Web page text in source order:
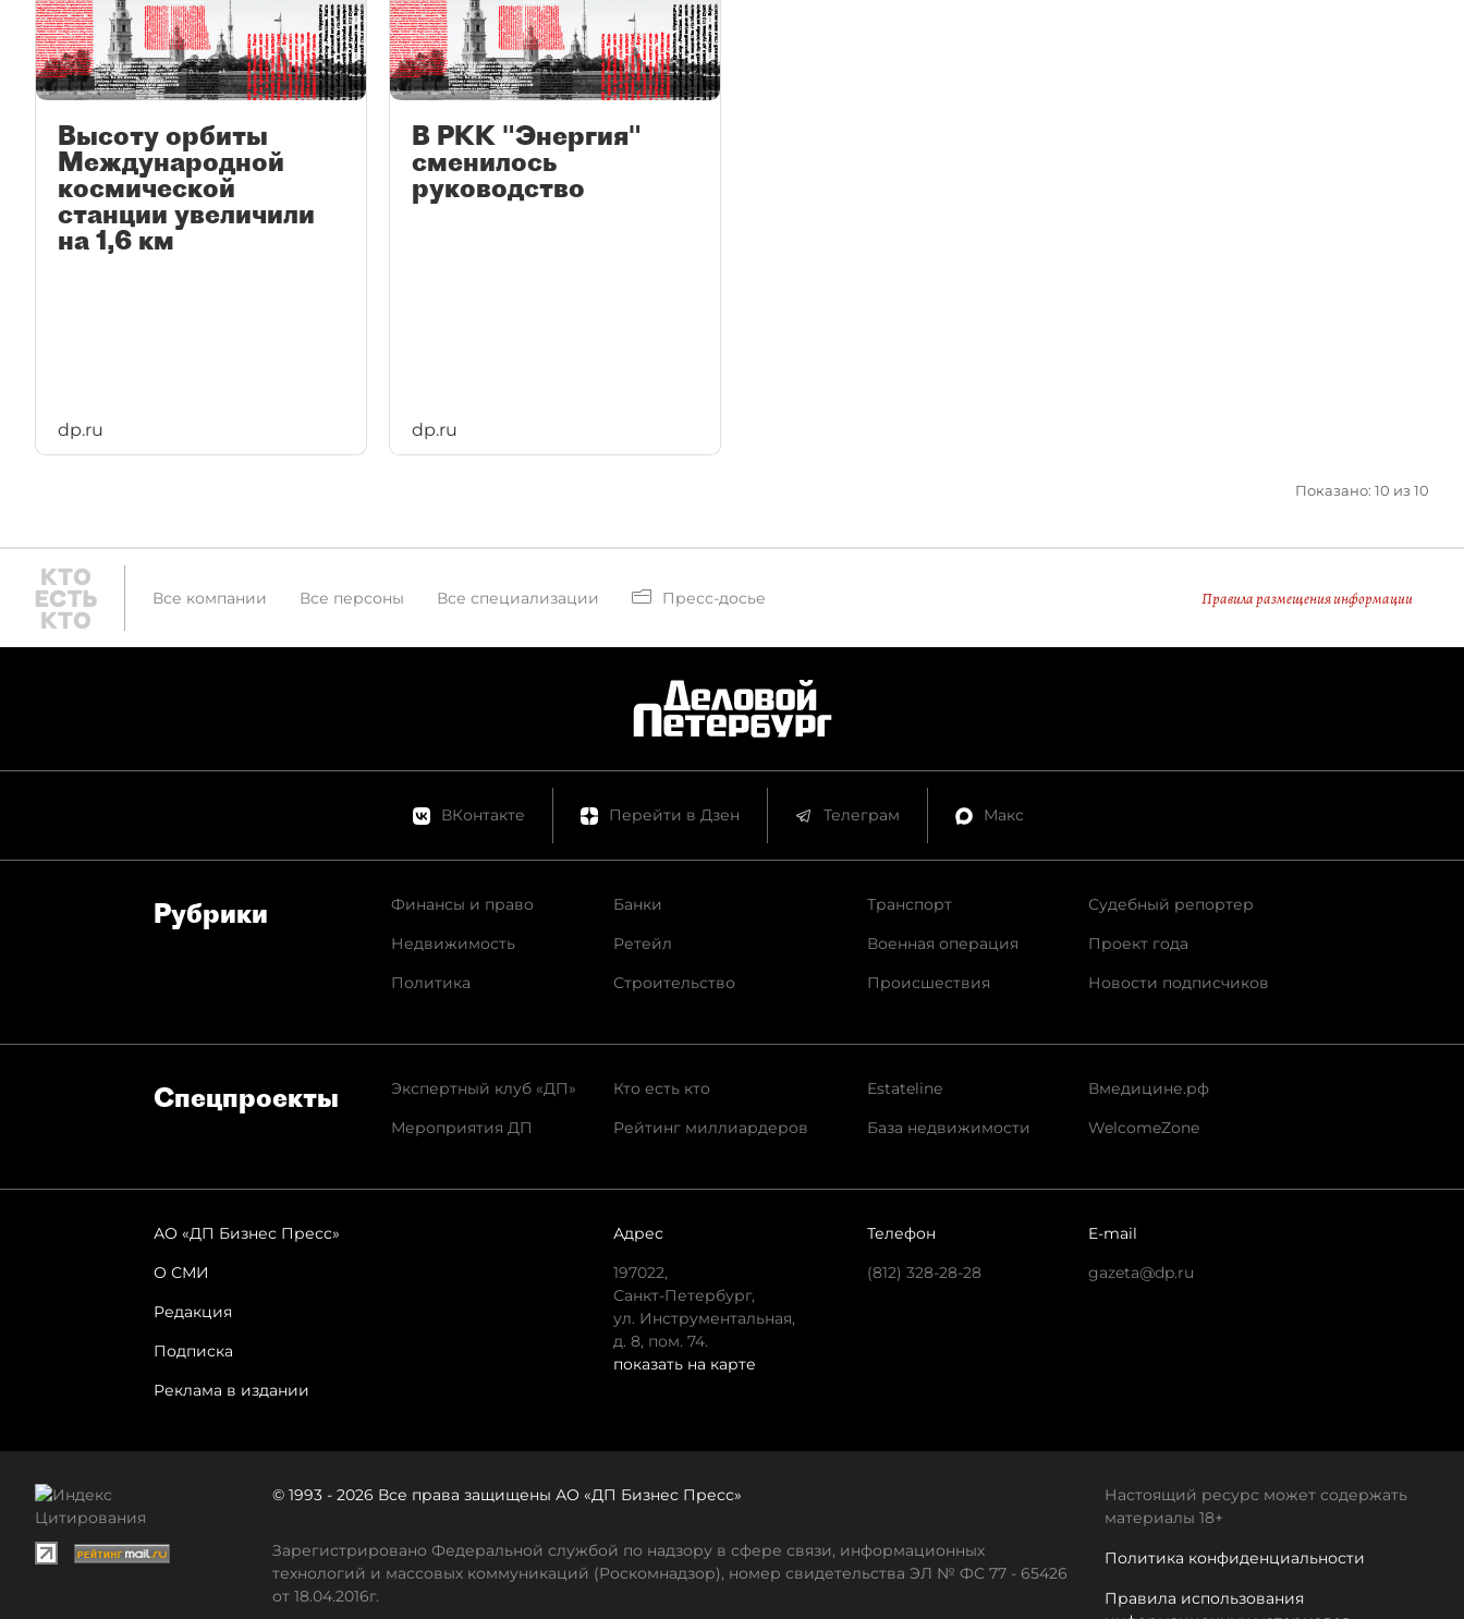
Высоту орбиты
Международной
космической
станции увеличили
на 1,6 км
dp.ru
В РКК "Энергия"
сменилось
руководство
dp.ru
Показано: 10 из 10
Все компании Все персоны Все специализации Пресс-досье Правила размещения информации
ВКонтакте Перейти в Дзен Телеграм Макс
Рубрики
Финансы и право
Недвижимость
Политика
Банки
Ретейл
Строительство
Транспорт
Военная операция
Происшествия
Судебный репортер
Проект года
Новости подписчиков
Спец­проекты
Экспертный клуб «ДП»
Мероприятия ДП
Кто есть кто
Рейтинг миллиардеров
Estateline
База недвижимости
Вмедицине.рф
WelcomeZone
АО «ДП Бизнес Пресс»
О СМИ
Редакция
Подписка
Реклама в издании
Адрес
197022,
Санкт-Петербург,
ул. Инструментальная,
д. 8, пом. 74.
показать на карте
Телефон
(812) 328-28-28
E-mail
gazeta@dp.ru
© 1993 - 2026 Все права защищены АО «ДП Бизнес Пресс»
Зарегистрировано Федеральной службой по надзору в сфере связи, информационных
технологий и массовых коммуникаций (Роскомнадзор), номер свидетельства ЭЛ № ФС 77 - 65426
от 18.04.2016г.
Настоящий ресурс может содержать
материалы 18+
Политика конфиденциальности
Правила использования